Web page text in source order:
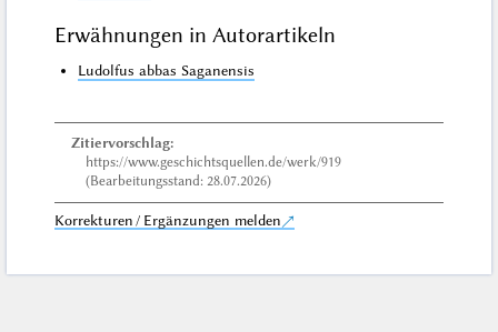
Erwähnungen in Autorartikeln
Ludolfus abbas Saganensis
Zitiervorschlag:
https://www.geschichtsquellen.de/werk/919
(Bearbeitungsstand: 28.07.2026)
Korrekturen / Ergänzungen melden